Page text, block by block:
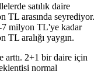
satılık daire
TL arasında seyrediyor.
7 milyon TL'ye kadar
TL aralığı yaygın.
arttı. 2+1 bir daire için
normal